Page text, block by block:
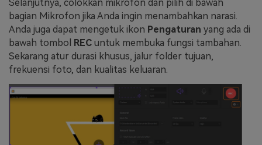
Selanjutnya, colokkan mikrofon dan pilih di bawah
bagian Mikrofon jika Anda ingin menambahkan narasi.
Anda juga dapat mengetuk ikon Pengaturan yang ada di
bawah tombol
REC untuk membuka fungsi tambahan.
Sekarang atur durasi khusus, jalur folder tujuan,
frekuensi foto, dan kualitas keluaran.